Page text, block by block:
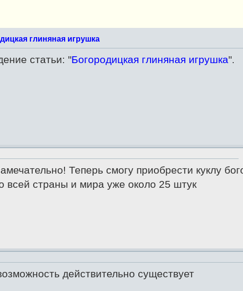
поиск
глиняная игрушка
статьи: "Богородицкая глиняная игрушка".
Теперь смогу приобрести куклу
всей страны и мира уже около 25 штук
действительно существует